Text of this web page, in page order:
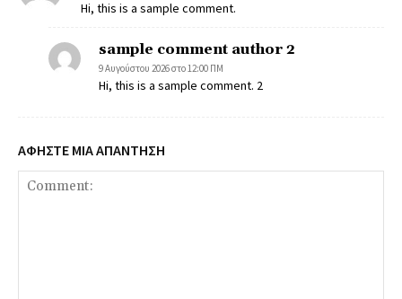
Hi, this is a sample comment.
sample comment author 2
9 Αυγούστου 2026 στο 12:00 ΠΜ
Hi, this is a sample comment. 2
ΑΦΗΣΤΕ ΜΙΑ ΑΠΑΝΤΗΣΗ